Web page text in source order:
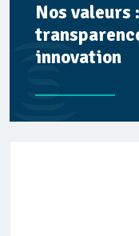
Nos
innovation